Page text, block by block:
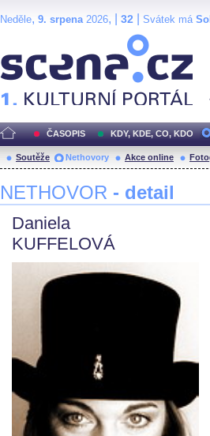
Neděle, 9. srpena2026, | 32 Svátek má
ČASOPIS KDY, KDE, CO, KDO
Soutěže Nethovory Akce online
NETHOVOR - detail
Daniela
KUFFELOVÁ